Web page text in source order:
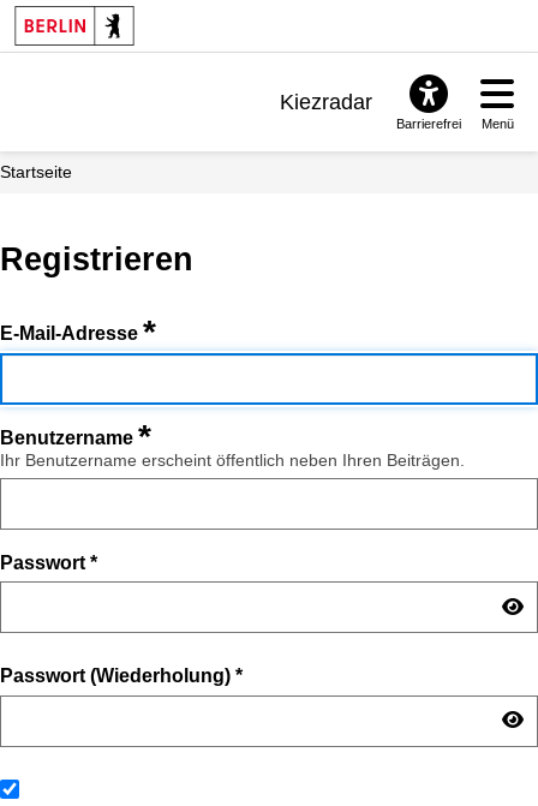
Kiezradar
Barrierefrei Menü
Startseite
Registrieren
E-Mail-Adresse *
Benutzername *
Ihr Benutzername erscheint öffentlich neben Ihren Beiträgen.
Passwort *
Passwort (Wiederholung) *